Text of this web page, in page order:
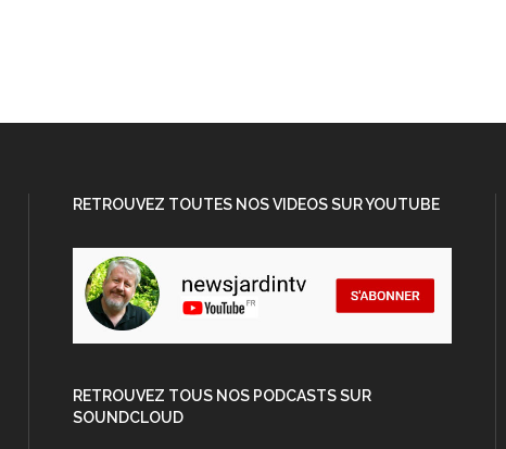
RETROUVEZ TOUTES NOS VIDEOS SUR YOUTUBE
RETROUVEZ TOUS NOS PODCASTS SUR
SOUNDCLOUD